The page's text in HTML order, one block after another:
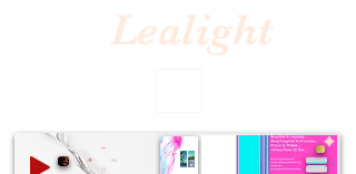
Lealight
^-^
♡
⟡
~